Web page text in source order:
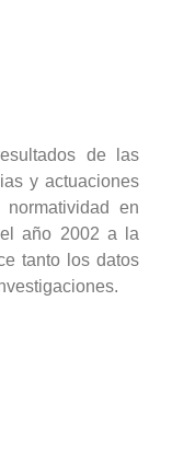
de las
y actuaciones
en
año 2002 a la
tanto los datos